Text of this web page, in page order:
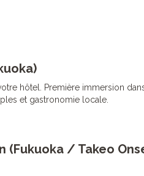
hôtel. Première immersion
et gastronomie locale.
(Fukuoka / Takeo